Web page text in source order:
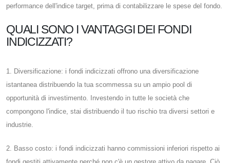
performance dell'indice target, prima di contabilizzare le spese del fondo.
QUALI SONO I VANTAGGI DEI FONDI
INDICIZZATI?
1. Diversificazione: i fondi indicizzati offrono una diversificazione
istantanea distribuendo la tua scommessa su un ampio pool di
opportunità di investimento. Investendo in tutte le società che
compongono l'indice, stai distribuendo il tuo rischio tra diversi settori e
industrie.
2. Basso costo: i fondi indicizzati hanno commissioni inferiori rispetto ai